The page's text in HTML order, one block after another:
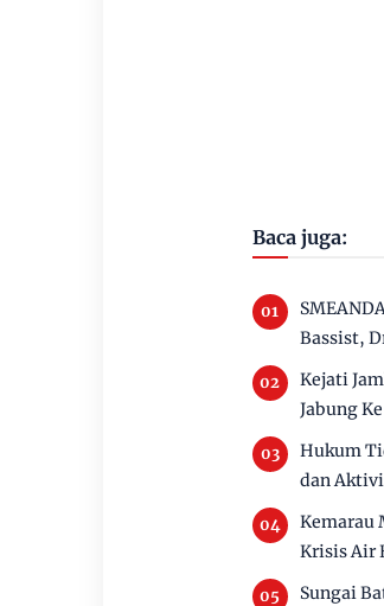
Baca juga:
Bassist,
Kejati
Jabung
Hukum
dan
Kemarau
Krisis Air
Sungai